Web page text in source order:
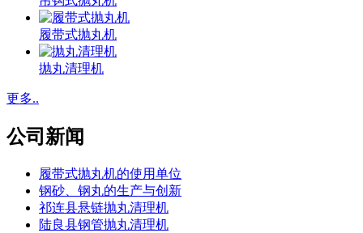
履带式抛丸机
抛丸清理机
更多..
公司新闻
履带式抛丸机的使用单位
钢砂、钢丸的生产与创新
祁连县悬链抛丸清理机
陆良县钢管抛丸清理机